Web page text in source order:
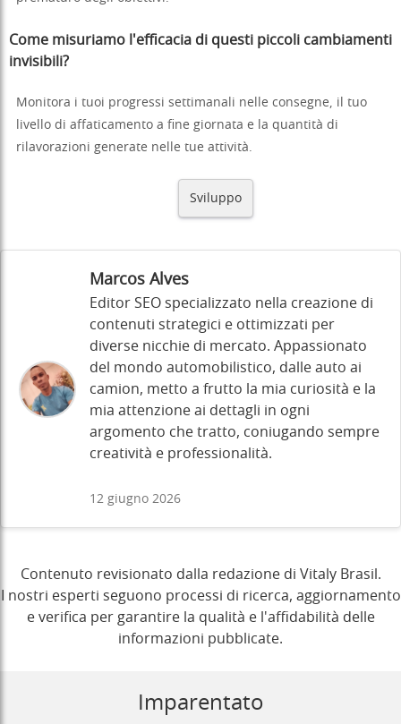
Come misuriamo l'efficacia di questi piccoli cambiamenti
invisibili?
Monitora i tuoi progressi settimanali nelle consegne, il tuo
livello di affaticamento a fine giornata e la quantità di
rilavorazioni generate nelle tue attività.
Sviluppo
Marcos Alves
Editor SEO specializzato nella creazione di
contenuti strategici e ottimizzati per
diverse nicchie di mercato. Appassionato
del mondo automobilistico, dalle auto ai
camion, metto a frutto la mia curiosità e la
mia attenzione ai dettagli in ogni
argomento che tratto, coniugando sempre
creatività e professionalità.
12 giugno 2026
Contenuto revisionato dalla redazione di Vitaly Brasil.
I nostri esperti seguono processi di ricerca, aggiornamento
e verifica per garantire la qualità e l'affidabilità delle
informazioni pubblicate.
Imparentato